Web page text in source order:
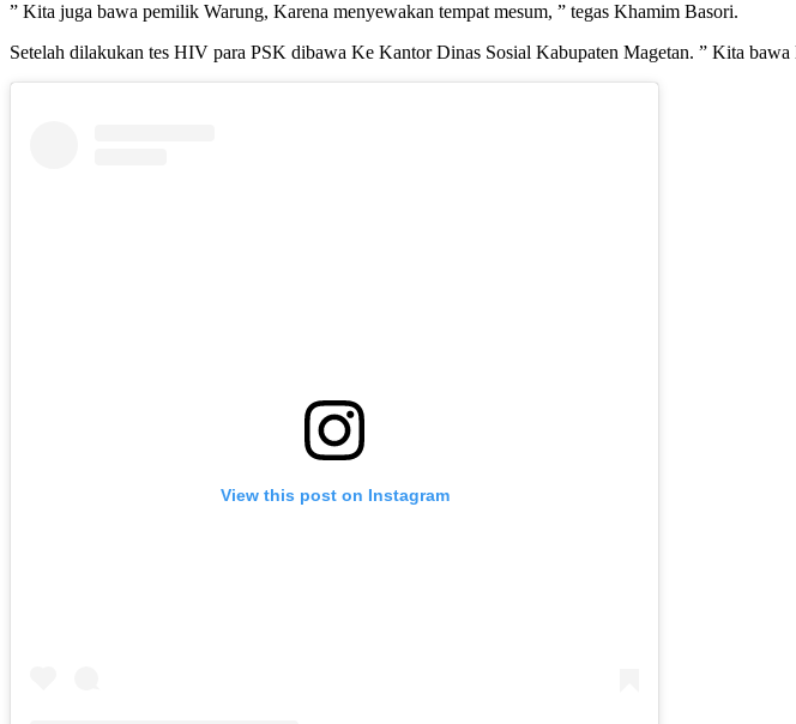
” Kita juga bawa pemilik Warung, Karena menyewakan tempat mesum, ” tegas Khamim Basori.
Setelah dilakukan tes HIV para PSK dibawa Ke Kantor Dinas Sosial Kabupaten Magetan. ” Kita
View this post on Instagram